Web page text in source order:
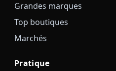
Grandes marques
Top boutiques
Marchés
Pratique